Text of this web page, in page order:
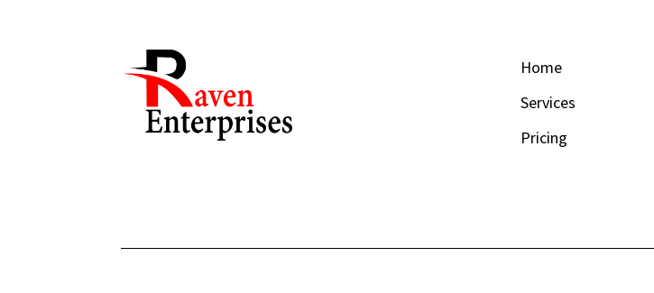
Home
Services
Pricing